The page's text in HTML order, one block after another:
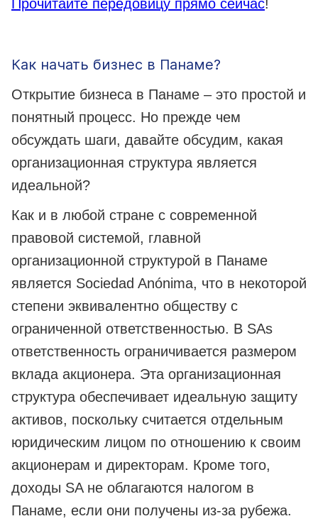
Прочитайте передовицу прямо сейчас!
Как начать бизнес в Панаме?
Открытие бизнеса в Панаме – это простой и
понятный процесс. Но прежде чем
обсуждать шаги, давайте обсудим, какая
организационная структура является
идеальной?
Как и в любой стране с современной
правовой системой, главной
организационной структурой в Панаме
является Sociedad Anónima, что в некоторой
степени эквивалентно обществу с
ограниченной ответственностью. В SAs
ответственность ограничивается размером
вклада акционера. Эта организационная
структура обеспечивает идеальную защиту
активов, поскольку считается отдельным
юридическим лицом по отношению к своим
акционерам и директорам. Кроме того,
доходы SA не облагаются налогом в
Панаме, если они получены из-за рубежа.